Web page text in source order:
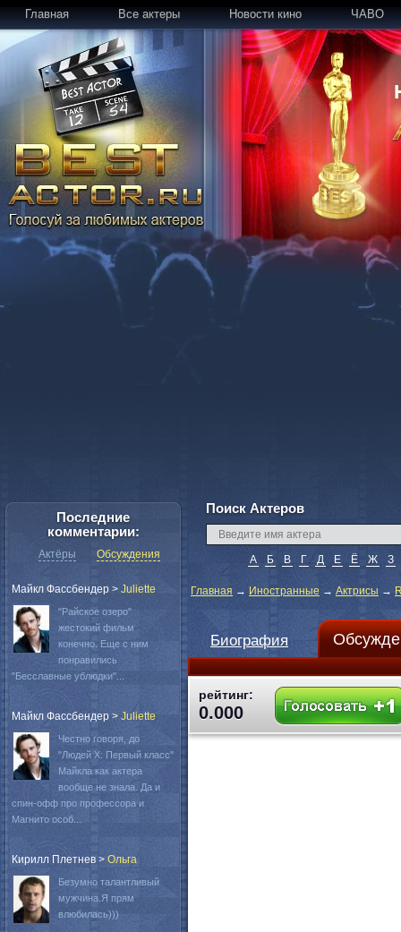
Главная Все актеры Новости кино ЧАВО
Поиск Актеров
А Б В Г Д Е Ё Ж З
Главная → Иностранные → Актрисы →
Биография
рейтинг:
0.000
Последние
комментарии:
Актёры Обсуждения
Майкл Фассбендер > Juliette
"Райское озеро"
жестокий фильм
конечно. Еще с ним
понравились
"Бесславные ублюдки"...
Майкл Фассбендер > Juliette
Честно говоря, до
"Людей Х: Первый класс"
Майкла как актера
вообще не знала. Да и
спин-офф про профессора и
Магнито особ...
Кирилл Плетнев > Oльга
Безумно талантливый
мужчина.Я прям
влюбилась)))